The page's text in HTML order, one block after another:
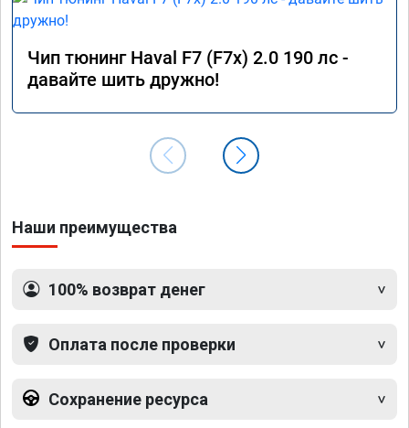
Чип тюнинг Haval F7 (F7x) 2.0 190 лс -
давайте шить дружно!
Наши преимущества
100% возврат денег
Оплата после проверки
Сохранение ресурса